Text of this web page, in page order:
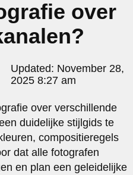
report
over
Updated: November 28,
2025 8:27 am
over verschillende
duidelijke stijlgids te
compositieregels
dat alle fotografen
en plan een geleidelijke